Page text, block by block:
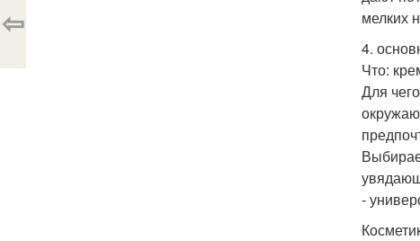
мелких
4.
Что:
Для
-
⇦